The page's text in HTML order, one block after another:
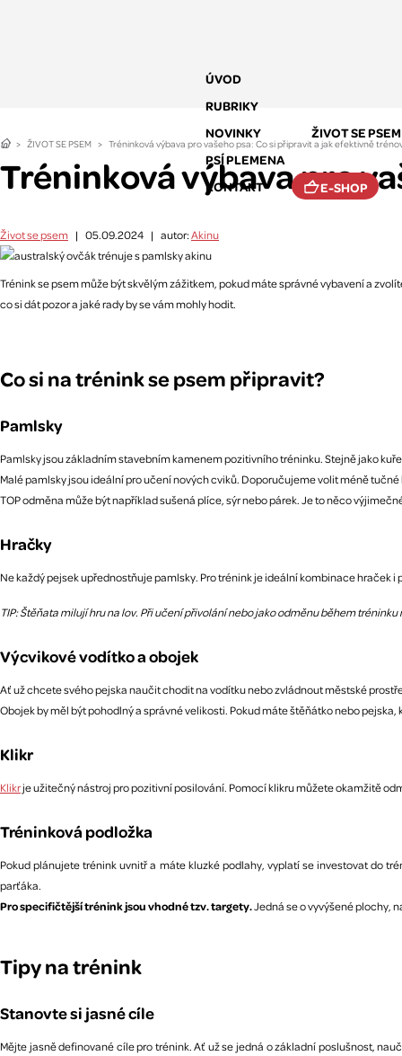
ÚVOD
RUBRIKY
NOVINKY
ŽIVOT SE PSEM
PSÍ PLEMENA
KONTAKT
E-SHOP
ŽIVOT SE PSEM Tréninková výbava pro vašeho psa: Co si připravit a jak efektivně
Tréninková výbava pro
Život se psem | 05.09.2024 | autor:Akinu
Trénink se psem může být skvělým zážitkem, pokud máte správné vybavení a
co si dát pozor a jaké rady by se vám mohly hodit.
Co si na trénink se psem připravit?
Pamlsky
Pamlsky jsou základním stavebním kamenem pozitivního tréninku. Stejně jako
Malé pamlsky jsou ideální pro učení nových cviků. Doporučujeme volit méně
TOP odměna může být například sušená plíce, sýr nebo párek. Je to něco
Hračky
Ne každý pejsek upřednostňuje pamlsky. Pro trénink je ideální kombinace
TIP: Štěňata milují hru na lov. Při učení přivolání nebo jako odměnu během
Výcvikové vodítko a obojek
Ať už chcete svého pejska naučit chodit na vodítku nebo zvládnout městské
Obojek by měl být pohodlný a správné velikosti. Pokud máte štěňátko nebo
Klikr
Klikrje užitečný nástroj pro pozitivní posilování. Pomocí klikru můžete okamžitě
Tréninková podložka
Pokud plánujete trénink uvnitř a máte kluzké podlahy, vyplatí se investovat do
parťáka.
Pro specifičtější trénink jsou vhodné tzv. targety.Jedná se o vyvýšené plochy,
Tipy na trénink
Stanovte si jasné cíle
Mějte jasně definované cíle pro trénink. Ať už se jedná o základní poslušnost,